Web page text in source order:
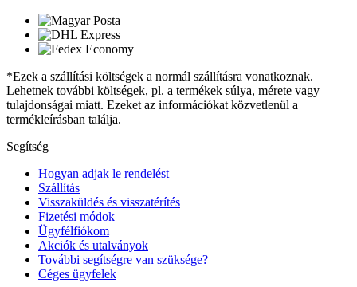
*Ezek a szállítási költségek a normál szállításra vonatkoznak.
Lehetnek további költségek, pl. a termékek súlya, mérete vagy
tulajdonságai miatt. Ezeket az információkat közvetlenül a
termékleírásban találja.
Segítség
Hogyan adjak le rendelést
Szállítás
Visszaküldés és visszatérítés
Fizetési módok
Ügyfélfiókom
Akciók és utalványok
További segítségre van szüksége?
Céges ügyfelek